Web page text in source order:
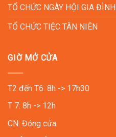
TỔ CHỨC NGÀY HỘI GIA ĐÌNH
TỔ CHỨC TIỆC TÂN NIÊN
GIỜ MỞ CỬA
T2 đến T6: 8h -> 17h30
T 7: 8h -> 12h
CN: Đóng cửa